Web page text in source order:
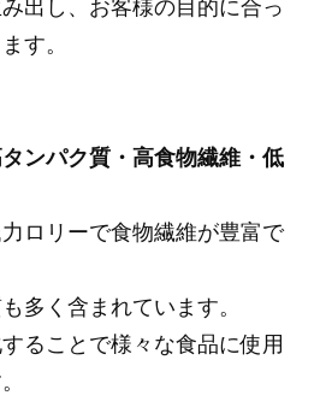
出し、お客様の目的に合っ
す。
ンパク質・高食物繊維・低
ロリーで食物繊維が豊富で
多く含まれています。
ることで様々な食品に使用